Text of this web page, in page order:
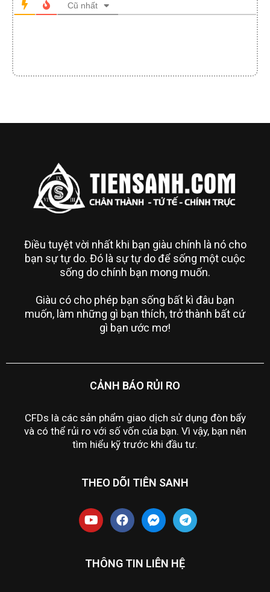
Cũ nhất
Điều tuyệt vời nhất khi bạn giàu chính là nó cho
bạn sự tự do. Đó là sự tự do để sống một cuộc
sống do chính bạn mong muốn.
Giàu có cho phép bạn sống bất kì đâu bạn
muốn, làm những gì bạn thích, trở thành bất cứ
gì bạn ước mơ!
CẢNH BÁO RỦI RO
CFDs là các sản phẩm giao dịch sử dụng đòn bẩy
và có thể rủi ro với số vốn của bạn. Vì vậy, bạn nên
tìm hiểu kỹ trước khi đầu tư.
THEO DÕI TIÊN SANH
THÔNG TIN LIÊN HỆ